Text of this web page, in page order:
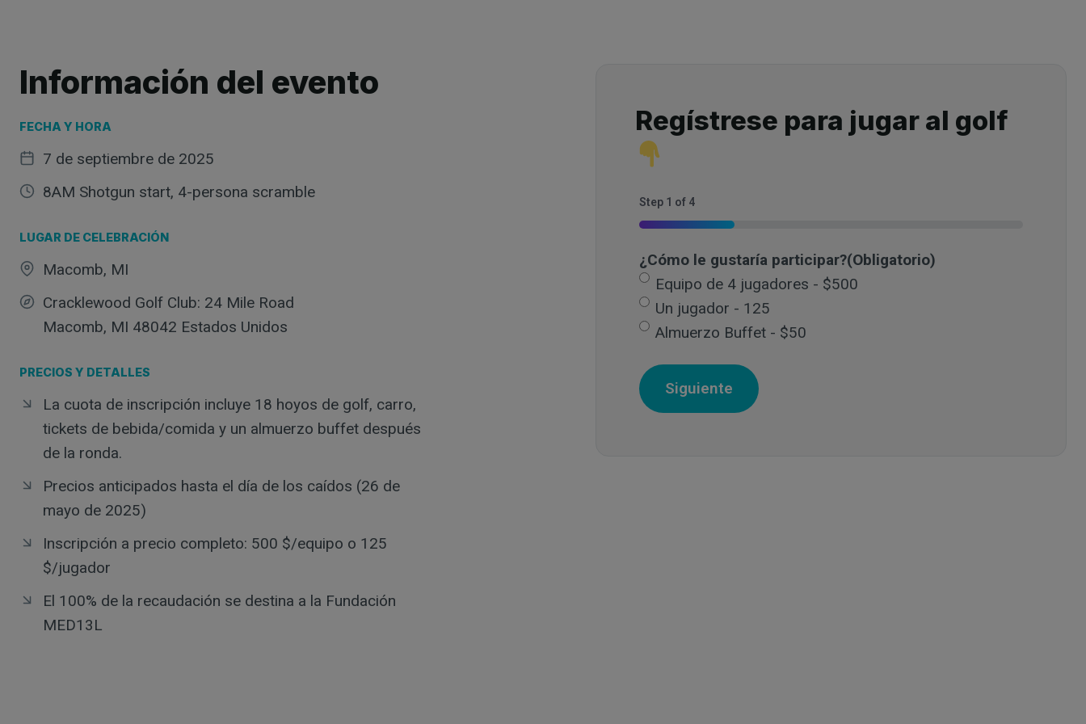
Información del evento
FECHA Y HORA
7 de septiembre de 2025
8AM Shotgun start, 4-persona scramble
LUGAR DE CELEBRACIÓN
Macomb, MI
Cracklewood Golf Club: 24 Mile Road
Macomb, MI 48042 Estados Unidos
PRECIOS Y DETALLES
La cuota de inscripción incluye 18 hoyos de golf, carro,
tickets de bebida/comida y un almuerzo buffet después
de la ronda.
Precios anticipados hasta el día de los caídos (26 de
mayo de 2025)
Inscripción a precio completo: 500 $/equipo o 125
$/jugador
El 100% de la recaudación se destina a la Fundación
MED13L
Regístrese para jugar al golf
Step 1 of 4
25%
¿Cómo le gustaría participar?(Obligatorio)
Equipo de 4 jugadores - $500
Un jugador - 125
Almuerzo Buffet - $50